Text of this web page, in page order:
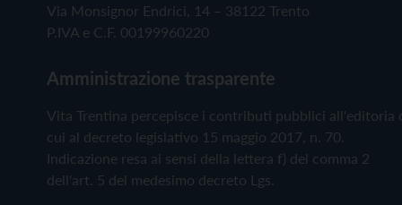
Via Monsignor Endrici, 14 – 38122 Trento
P.IVA e C.F. 00199960220
Amministrazione trasparente
Vita Trentina percepisce i contributi pubblici all'editoria
cui al decreto legislativo 15 maggio 2017, n. 70.
Indicazione resa ai sensi della lettera f) del comma 2
dell'art. 5 del medesimo decreto Lgs.